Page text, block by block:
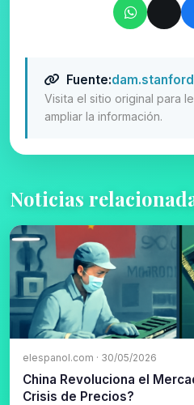
Fuente:
Visita el sitio original para
ampliar la información.
Noticias
elespanol.com · 30/05/2026
China Revoluciona el
Crisis de Precios?